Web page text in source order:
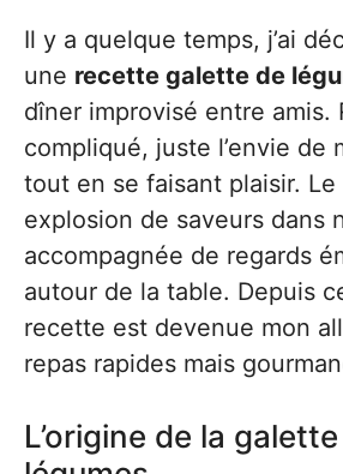
Il y a quelque temps, j’ai
une recette galette de
dîner improvisé entre amis.
compliqué, juste l’envie de
tout en se faisant plaisir.
explosion de saveurs dans
accompagnée de regards
autour de la table. Depuis
recette est devenue mon
repas rapides mais
L’origine de la